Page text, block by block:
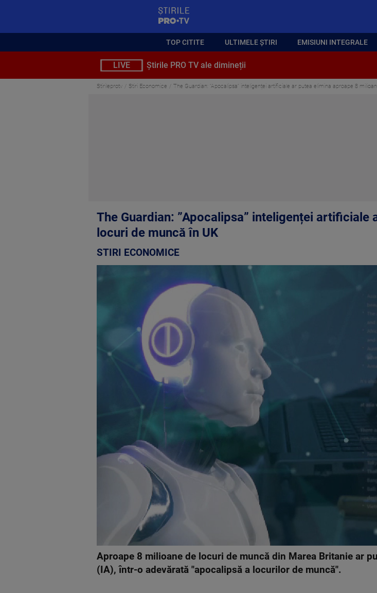
TOP CITITE ULTIMELE ȘTIRI EMISIUNI INTEGRALE
LIVE Știrile PRO TV ale dimineții
Stirileprotv Stiri Economice The Guardian: ”Apocalipsa” inteligenței artificiale ar putea elimina aproape 8
The Guardian: ”Apocalipsa” inteligenței
locuri de muncă în UK
STIRI ECONOMICE
Aproape 8 milioane de locuri de muncă din Marea Britanie ar
(IA), într-o adevărată "apocalipsă a locurilor de muncă".